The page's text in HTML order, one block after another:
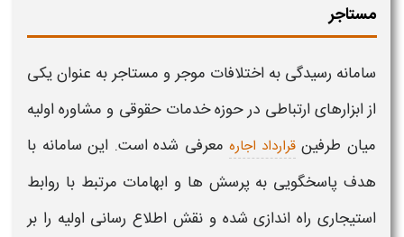
مستاجر
سامانه رسیدگی به اختلافات موجرو مستاجربه عنوان یکی
از ابزارهای ارتباطی در حوزه خدمات حقوقی و مشاوره اولیه
میان طرفینقرارداد اجارهمعرفی شده است. این سامانه با
هدف پاسخگویی به پرسش ها و ابهامات مرتبط با روابط
استیجاری راه اندازی شده و نقش اطلاع رسانی اولیه را بر